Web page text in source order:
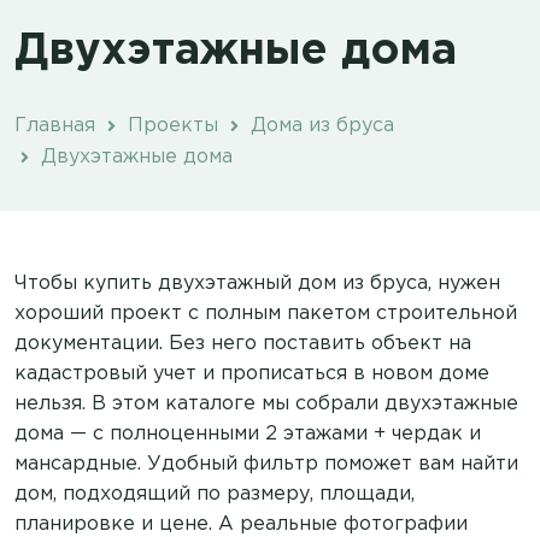
Двухэтажные дома
Главная Проекты
Дома из бруса
Двухэтажные дома
Чтобы купить двухэтажный дом из бруса, нужен
хороший проект с полным пакетом строительной
документации. Без него поставить объект на
кадастровый учет и прописаться в новом доме
нельзя. В этом каталоге мы собрали двухэтажные
дома — с полноценными 2 этажами + чердак и
мансардные. Удобный фильтр поможет вам найти
дом, подходящий по размеру, площади,
планировке и цене. А реальные фотографии